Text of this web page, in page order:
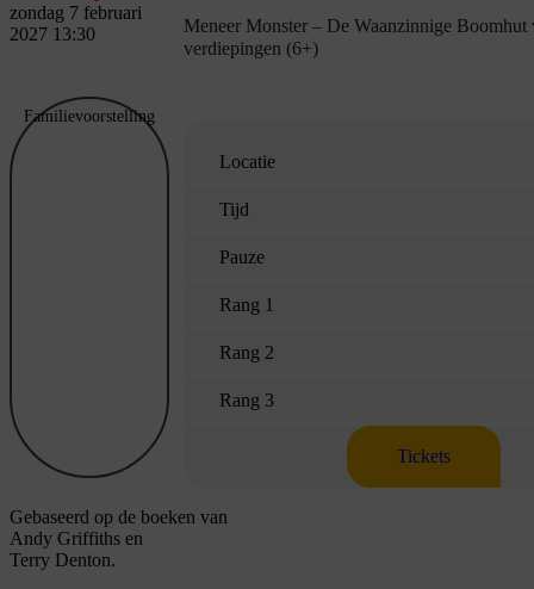
zondag 7 februari
2027 13:30
Meneer Monster – De Waanzinnige Boomhut
verdiepingen (6+)
Familievoorstelling
Locatie
Tijd
Pauze
Rang 1
Rang 2
Rang 3
Tickets
Gebaseerd op de boeken van
Andy Griffiths en
Terry Denton.​